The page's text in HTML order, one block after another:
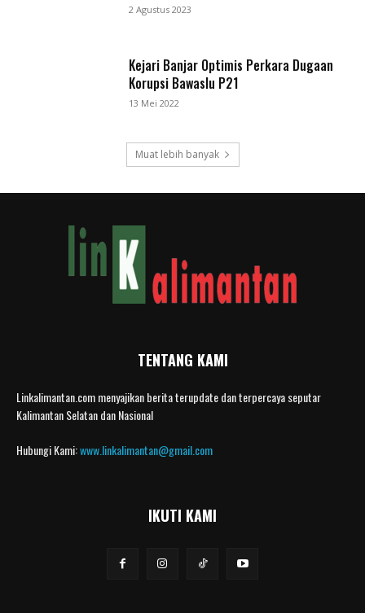
2 Agustus 2023
Kejari Banjar Optimis Perkara Dugaan
Korupsi Bawaslu P21
13 Mei 2022
Muat lebih banyak
TENTANG KAMI
Linkalimantan.com menyajikan berita terupdate dan terpercaya seputar
Kalimantan Selatan dan Nasional
Hubungi Kami:www.linkalimantan@gmail.com
IKUTI KAMI